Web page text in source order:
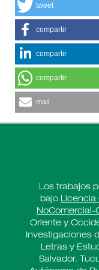
tweet
compartir
compartir
compartir
mail
Los trabajos
bajo Licencia
NoComercial-
Oriente y
Investigaciones
Letras y
Salvador.